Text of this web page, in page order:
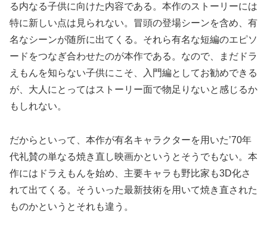
る内なる子供に向けた内容である。本作のストーリーには
特に新しい点は見られない。冒頭の登場シーンを含め、有
名なシーンが随所に出てくる。それら有名な短編のエピソ
ードをつなぎ合わせたのが本作である。なので、まだドラ
えもんを知らない子供にこそ、入門編としてお勧めできる
が、大人にとってはストーリー面で物足りないと感じるか
もしれない。
だからといって、本作が有名キャラクターを用いた’70年
代礼賛の単なる焼き直し映画かというとそうでもない。本
作にはドラえもんを始め、主要キャラも野比家も3D化さ
れて出てくる。そういった最新技術を用いて焼き直された
ものかというとそれも違う。